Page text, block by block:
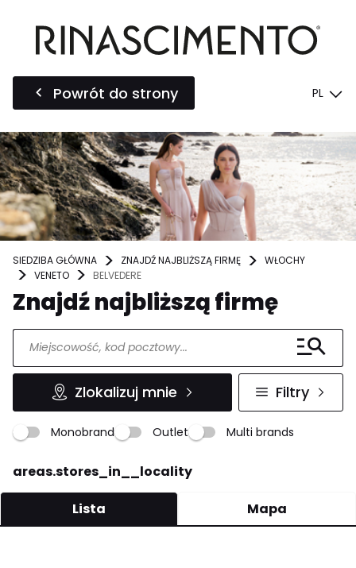
Powrót do strony PL
SIEDZIBA GŁÓWNA ZNAJDŹ NAJBLIŻSZĄ FIRMĘ
WŁOCHY
VENETO
BELVEDERE
Znajdź najbliższą firmę
Zlokalizuj mnie Filtry
Monobrand Outlet Multi brands
areas.stores_in__locality
Lista Mapa